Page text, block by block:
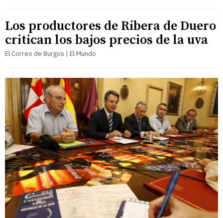
Los productores de Ribera de Duero
critican los bajos precios de la uva
El Correo de Burgos | El Mundo